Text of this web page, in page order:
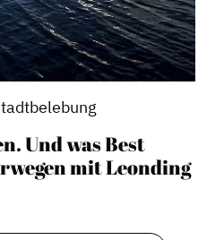
Und was Best
mit Leonding